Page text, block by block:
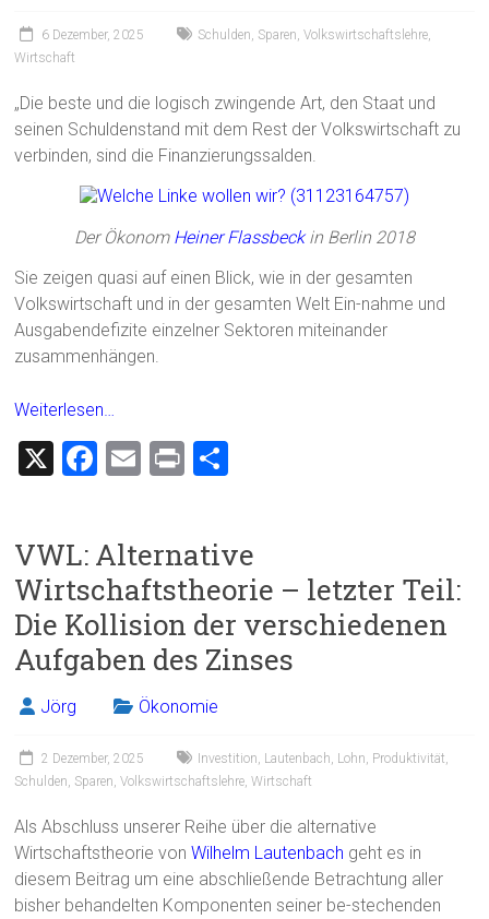
6 Dezember, 2025 Schulden Sparen ,Volkswirtschaftslehre
Wirtschaft
„Die beste und die logisch zwingende Art, den Staat und
seinen Schuldenstand mit dem Rest der Volkswirtschaft zu
verbinden, sind die Finanzierungssalden.
Der Ökonom Heiner Flassbeckin Berlin 2018
Sie zeigen quasi auf einen Blick, wie in der gesamten
Volkswirtschaft und in der gesamten Welt Ein-nahme und
Ausgabendefizite einzelner Sektoren miteinander
zusammenhängen.
Weiterlesen…
X
F
b
o
ok
E
l
Pr
n
VWL: Alternative
Wirtschaftstheorie – letzter Teil:
Die Kollision der verschiedenen
Aufgaben des Zinses
Jörg Ökonomie
2 Dezember, 2025 Investition Lautenbach Lohn Produktivität
Schulden Sparen ,Volkswirtschaftslehre ,Wirtschaft
Als Abschluss unserer Reihe über die alternative
Wirtschaftstheorie vonWilhelm Lautenbach geht es in
diesem Beitrag um eine abschließende Betrachtung aller
bisher behandelten Komponenten seiner be-stechenden